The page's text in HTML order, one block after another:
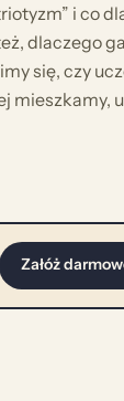
i co
dlaczego
się, czy
mieszkamy,
Załóż